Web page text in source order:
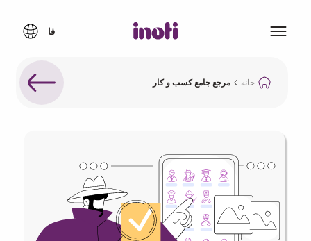
خانه مرجع جامع کسب و کار